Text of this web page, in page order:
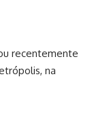
recentemente
na